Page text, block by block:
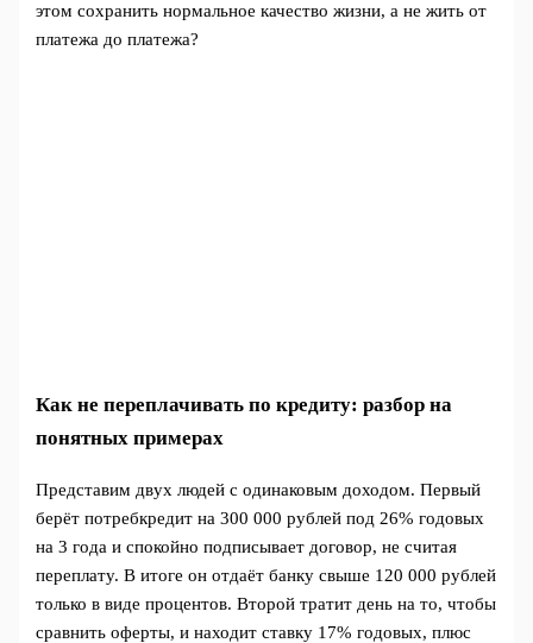
этом сохранить нормальное качество жизни, а не жить от
платежа до платежа?
Как не переплачивать по кредиту: разбор на
понятных примерах
Представим двух людей с одинаковым доходом. Первый
берёт потребкредит на 300 000 рублей под 26% годовых
на 3 года и спокойно подписывает договор, не считая
переплату. В итоге он отдаёт банку свыше 120 000 рублей
только в виде процентов. Второй тратит день на то, чтобы
сравнить оферты, и находит ставку 17% годовых, плюс